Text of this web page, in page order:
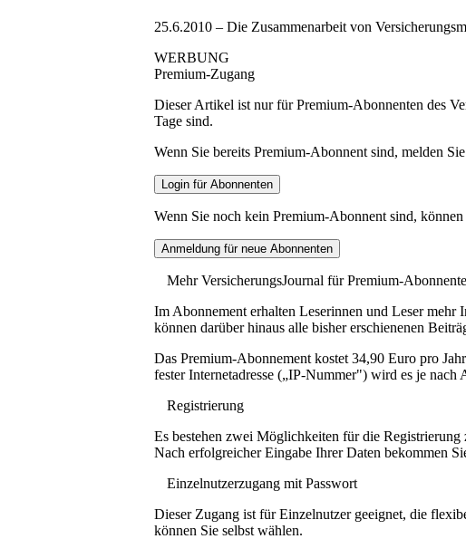
25.6.2010 – Die Zusammenarbeit von
WERBUNG
Premium-Zugang
Dieser Artikel ist nur für Premium-Abonnenten des
Tage sind.
Wenn Sie bereits Premium-Abonnent sind, melden
Wenn Sie noch kein Premium-Abonnent sind,
Mehr VersicherungsJournal für Premium-
Im Abonnement erhalten Leserinnen und Leser
können darüber hinaus alle bisher erschienenen
Das Premium-Abonnement kostet 34,90 Euro pro
fester Internetadresse („IP-Nummer") wird es je
Registrierung
Es bestehen zwei Möglichkeiten für die
Nach erfolgreicher Eingabe Ihrer Daten bekommen
Einzelnutzerzugang mit Passwort
Dieser Zugang ist für Einzelnutzer geeignet, die
können Sie selbst wählen.